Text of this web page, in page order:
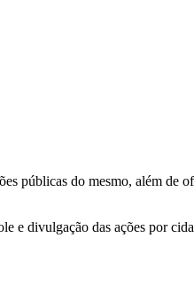
públicas do mesmo, além de
e divulgação das ações por